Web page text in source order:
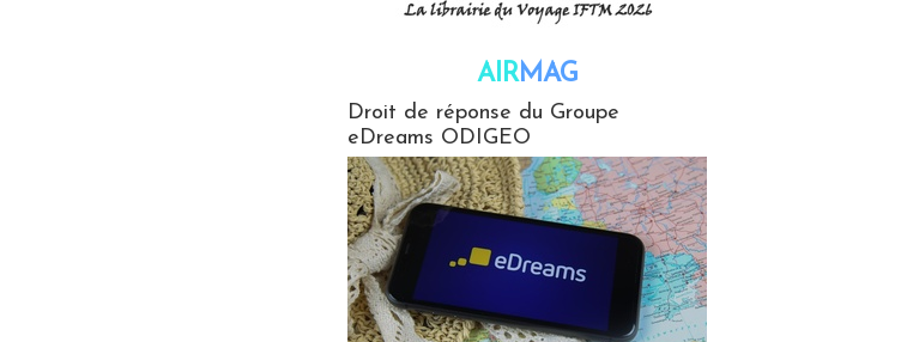
AIRMAG
Droit de réponse du Groupe
eDreams ODIGEO